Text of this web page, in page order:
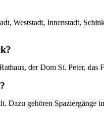
Weststadt, Innenstadt,
der Dom St. Peter,
gehören Spaziergänge